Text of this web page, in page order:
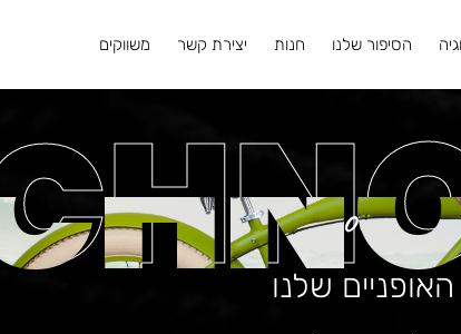
הסיפור שלנו חנות יצירת קשר משווקים
our
האופניים שלנו